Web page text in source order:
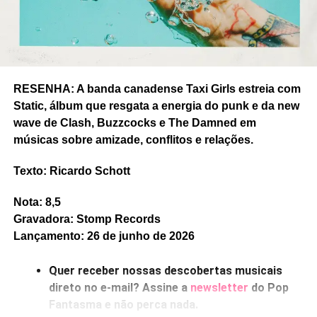
RELATED TOPICS: FEATURED
HARDLY ART
LOUDNESS WAR
MICAH PRUSSACK
NICK LLOBET
RESENHA
RICARDO SCHOTT YOUBET
UP NEXT
DON'T MISS
(EP)
Ricardo Schott é jornalista, radialista, editor e principal
RESENHA: A banda canadense Taxi Girls estreia com
Static, álbum que resgata a energia do punk e da new
wave de Clash, Buzzcocks e The Damned em
músicas sobre amizade, conflitos e relações.
Texto: Ricardo Schott
Nota: 8,5
Gravadora: Stomp Records
Lançamento: 26 de junho de 2026
Quer receber nossas descobertas musicais
direto no e-mail? Assine a newsletter do Pop
Fantasma e não perca nada.